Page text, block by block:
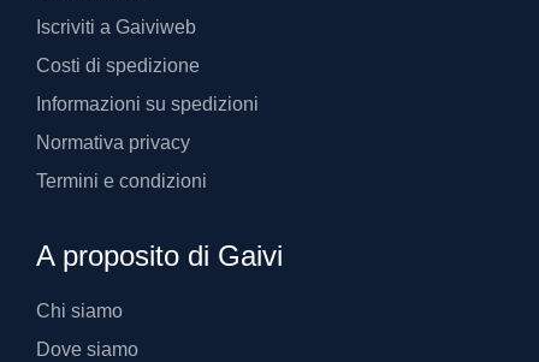
Iscriviti a Gaiviweb
Costi di spedizione
Informazioni su spedizioni
Normativa privacy
Termini e condizioni
A proposito di Gaivi
Chi siamo
Dove siamo